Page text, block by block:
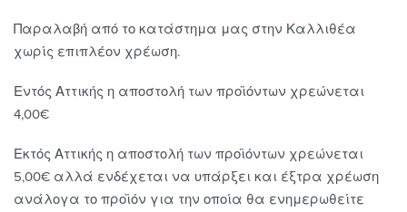
Παραλαβή από το κατάστημα μας στην Καλλιθέα
χωρίς επιπλέον χρέωση.
Εντός Αττικής η αποστολή των προϊόντων χρεώνεται
4,00€
Εκτός Αττικής η αποστολή των προϊόντων χρεώνεται
5,00€ αλλά ενδέχεται να υπάρξει και έξτρα χρέωση
ανάλογα το προϊόν για την οποία θα ενημερωθείτε